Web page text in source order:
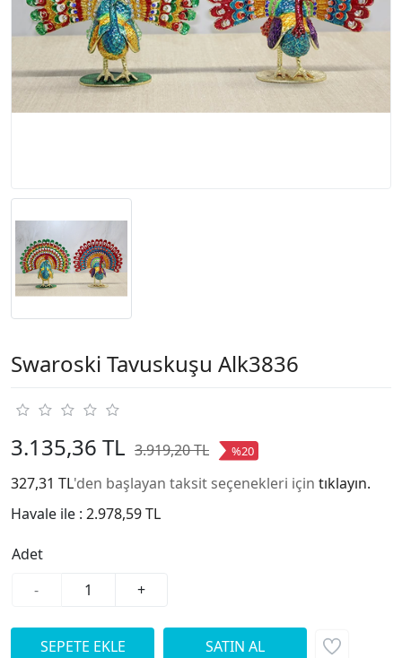
Swaroski Tavuskuşu Alk3836
3.135,36 TL 3.919,20 TL %20
327,31 TL'den başlayan taksit seçenekleri için tıklayın.
Havale ile : 2.978,59 TL
Adet
-
+